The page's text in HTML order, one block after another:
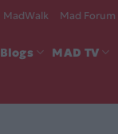
MadWalk Mad Forum
Blogs MAD TV